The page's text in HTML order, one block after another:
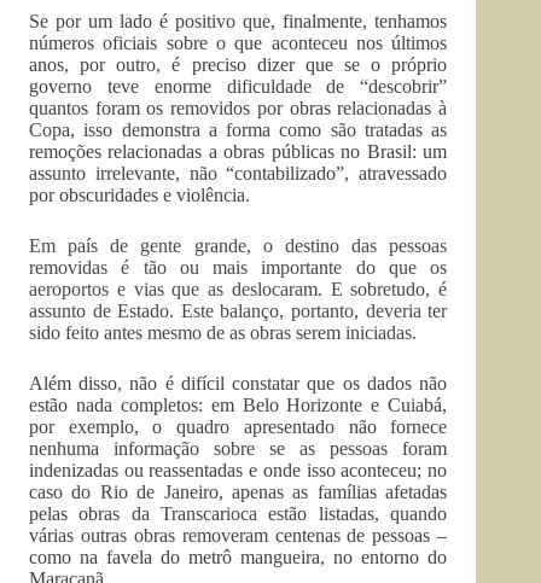
Se por um lado é positivo que, finalmente, tenhamos
números oficiais sobre o que aconteceu nos últimos
anos, por outro, é preciso dizer que se o próprio
governo teve enorme dificuldade de “descobrir”
quantos foram os removidos por obras relacionadas à
Copa, isso demonstra a forma como são tratadas as
remoções relacionadas a obras públicas no Brasil: um
assunto irrelevante, não “contabilizado”, atravessado
por obscuridades e violência.
Em país de gente grande, o destino das pessoas
removidas é tão ou mais importante do que os
aeroportos e vias que as deslocaram. E sobretudo, é
assunto de Estado. Este balanço, portanto, deveria ter
sido feito antes mesmo de as obras serem iniciadas.
Além disso, não é difícil constatar que os dados não
estão nada completos: em Belo Horizonte e Cuiabá,
por exemplo, o quadro apresentado não fornece
nenhuma informação sobre se as pessoas foram
indenizadas ou reassentadas e onde isso aconteceu; no
caso do Rio de Janeiro, apenas as famílias afetadas
pelas obras da Transcarioca estão listadas, quando
várias outras obras removeram centenas de pessoas –
como na favela do metrô mangueira, no entorno do
Maracanã.